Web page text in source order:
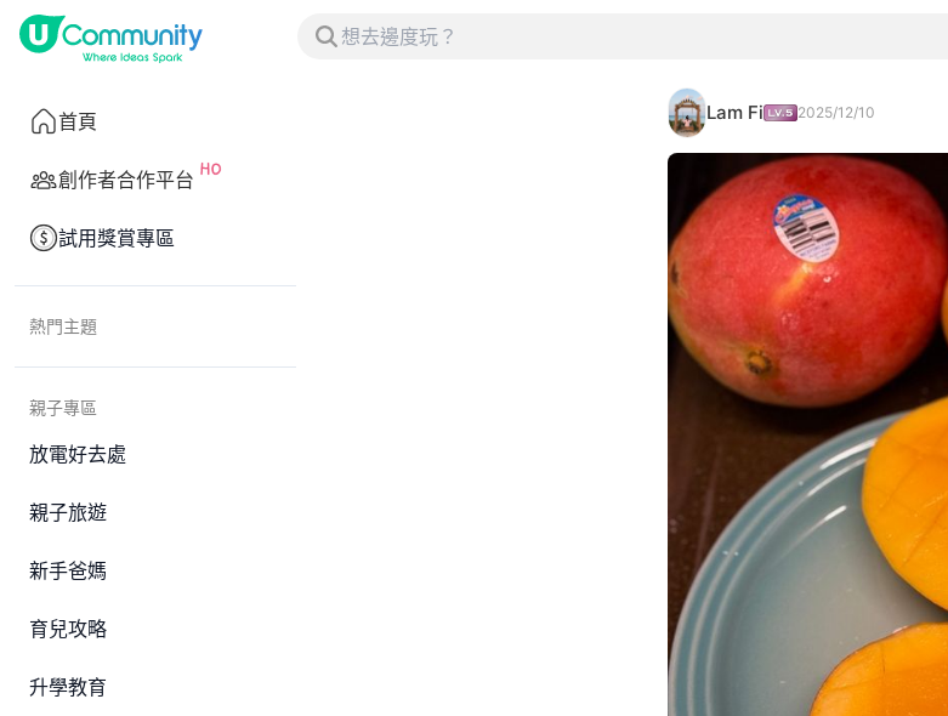
首頁
創作者合作平台
試用獎賞專區
熱門主題
親子專區
放電好去處
親子旅遊
新手爸媽
育兒攻略
升學教育
Lam Fi 2025/12/10